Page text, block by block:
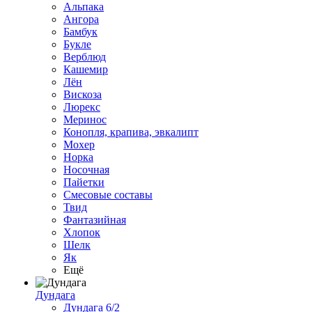
Альпака
Ангора
Бамбук
Букле
Верблюд
Кашемир
Лён
Вискоза
Люрекс
Меринос
Конопля, крапива, эвкалипт
Мохер
Норка
Носочная
Пайетки
Смесовые составы
Твид
Фантазийная
Хлопок
Шелк
Як
Ещё
Дундага
Дундага 6/2